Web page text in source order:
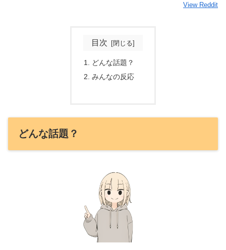
View Reddit
目次
どんな話題？
みんなの反応
どんな話題？